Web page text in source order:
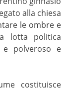
alla chiesa
le ombre e
lotta politica
polveroso e
costituisce